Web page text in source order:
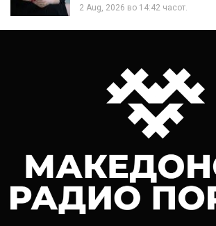
2 Aug, 2026 во 14:42 часот.